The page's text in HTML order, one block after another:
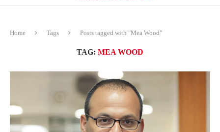
Home Tags Posts tagged with "Mea Wood"
TAG: MEA WOOD